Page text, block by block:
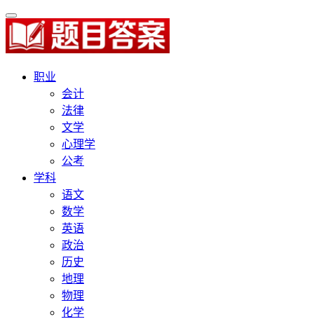
职业
会计
法律
文学
心理学
公考
学科
语文
数学
英语
政治
历史
地理
物理
化学